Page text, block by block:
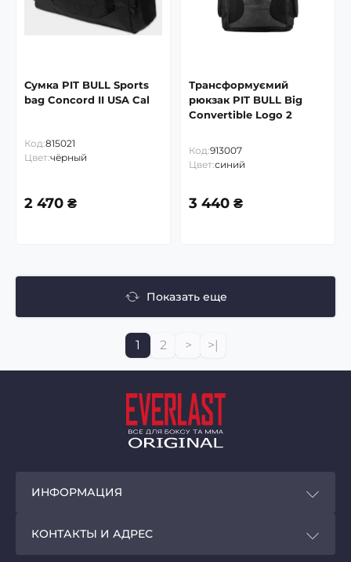
Сумка PIT BULL Sports
bag Concord II USA Cal
Код:815021
Цвет:чёрный
2 470 ₴
Трансформуємий
рюкзак PIT BULL Big
Convertible Logo 2
Код:913007
Цвет:синий
3 440 ₴
Показать еще
1 2 > >|
ИНФОРМАЦИЯ
КОНТАКТЫ И АДРЕС